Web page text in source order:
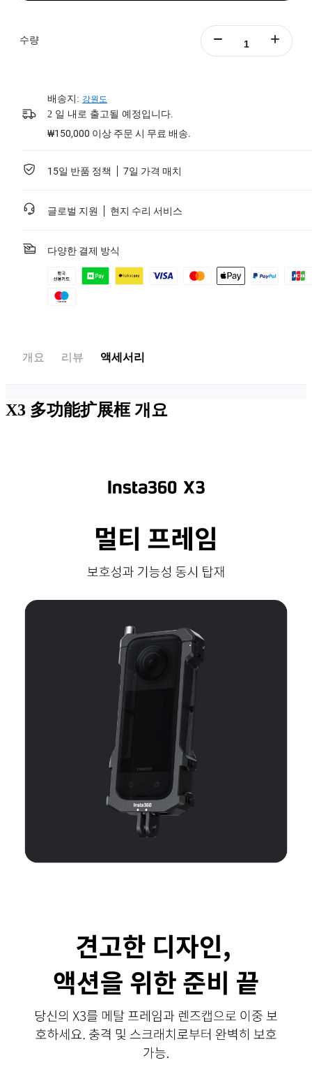
수량
배송지: 강원도
2 일 내로 출고될 예정입니다.
₩150,000 이상 주문 시 무료 배송.
15일 반품 정책 7일 가격 매치
글로벌 지원 현지 수리 서비스
다양한 결제 방식
개요 리뷰 액세서리
X3 多功能扩展框 개요